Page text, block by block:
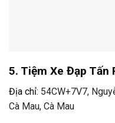
5. Tiệm Xe Đạp Tấn
Địa chỉ: 54CW+7V7,
Cà Mau, Cà Mau